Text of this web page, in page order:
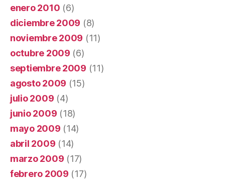
enero 2010 (6)
diciembre 2009 (8)
noviembre 2009 (11)
octubre 2009 (6)
septiembre 2009 (11)
agosto 2009 (15)
julio 2009 (4)
junio 2009 (18)
mayo 2009 (14)
abril 2009 (14)
marzo 2009 (17)
febrero 2009 (17)